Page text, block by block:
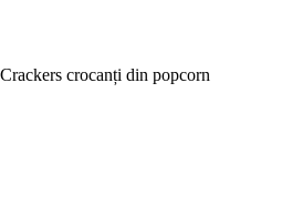
Crackers crocanți din popcorn